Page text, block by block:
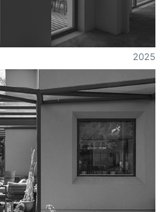
2025